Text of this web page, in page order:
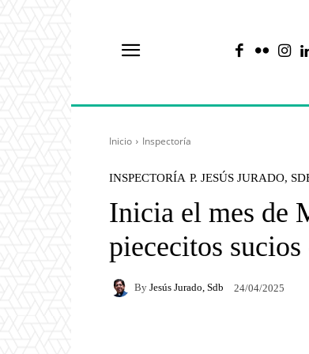
Inicio Inspectoría
INSPECTORÍA P. JESÚS JURADO,
Inicia el mes de
piececitos
By Jesús Jurado, Sdb 24/04/2025